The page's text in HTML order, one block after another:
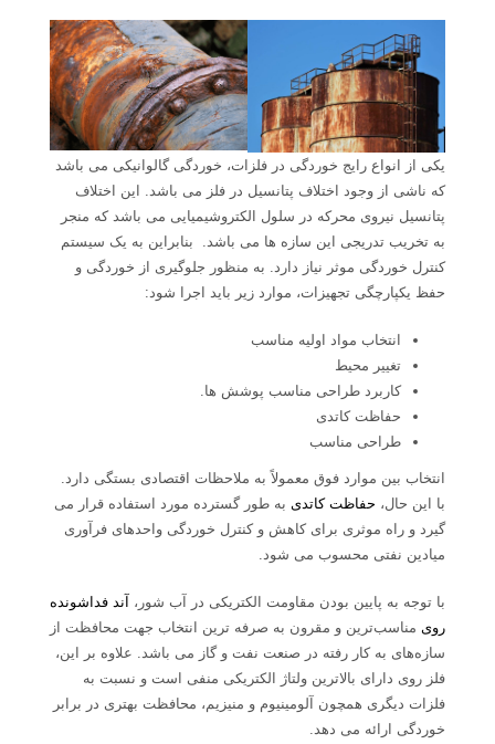
یکی از انواع رایج خوردگی در فلزات، خوردگی گالوانیکی می باشد
که ناشی از وجود اختلاف پتانسیل در فلز می باشد. این اختلاف
پتانسیل نیروی محرکه در سلول الکتروشیمیایی می باشد که منجر
به تخریب تدریجی این سازه ها می باشد. بنابراین به یک سیستم
کنترل خوردگی موثر نیاز دارد. به منظور جلوگیری از خوردگی و
حفظ یکپارچگی تجهیزات، موارد زیر باید اجرا شود:
انتخاب مواد اولیه مناسب
تغییر محیط
کاربرد طراحی مناسب پوشش ها.
حفاظت کاتدی
طراحی مناسب
انتخاب بین موارد فوق معمولاً به ملاحظات اقتصادی بستگی دارد.
با این حال، حفاظت کاتدی به طور گسترده مورد استفاده قرار می
گیرد و راه موثری برای کاهش و کنترل خوردگی واحدهای فرآوری
میادین نفتی محسوب می شود.
با توجه به پایین بودن مقاومت الکتریکی در آب شور، آند فداشونده
روی مناسب‌ترین و مقرون به صرفه ترین انتخاب جهت محافظت از
سازه‌های به کار رفته در صنعت نفت و گاز می باشد. علاوه بر این،
فلز روی دارای بالاترین ولتاژ الکتریکی منفی است و نسبت به
فلزات دیگری همچون آلومینیوم و منیزیم، محافظت بهتری در برابر
خوردگی ارائه می دهد.